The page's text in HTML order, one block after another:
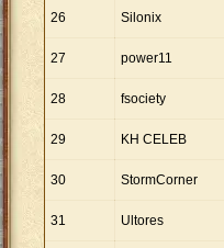
26 Silonix
27 power11
28 fsociety
29 KH CELEB
30 StormCorner
31 Ultores